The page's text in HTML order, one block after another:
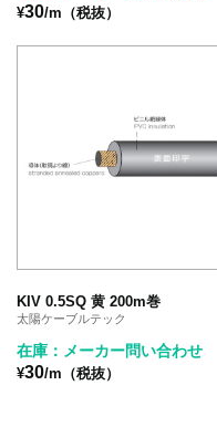
¥30/m（税抜）
KIV 0.5SQ 黄 200m巻
太陽ケーブルテック
在庫：メーカー問い合わせ
¥30/m（税抜）